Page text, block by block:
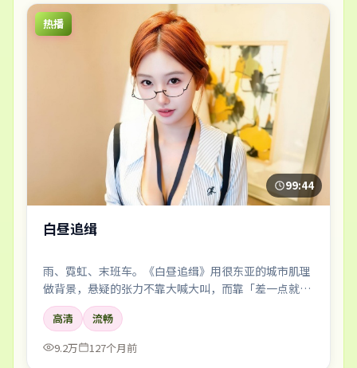
热播
99:44
白昼追缉
雨、霓虹、末班车。《白昼追缉》用很东亚的城市肌理
做背景，悬疑的张力不靠大喊大叫，而靠「差一点就说
出口」的沉默。
高清
流畅
9.2万
127个月前